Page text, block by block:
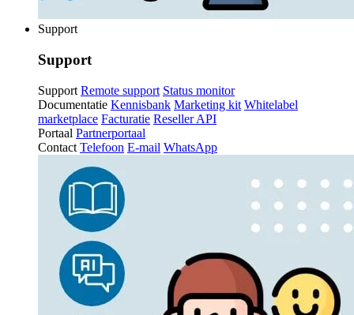
Support
Support
Support Remote support Status monitor
Documentatie Kennisbank Marketing kit Whitelabel
marketplace Facturatie Reseller API
Portaal Partnerportaal
Contact Telefoon E-mail WhatsApp